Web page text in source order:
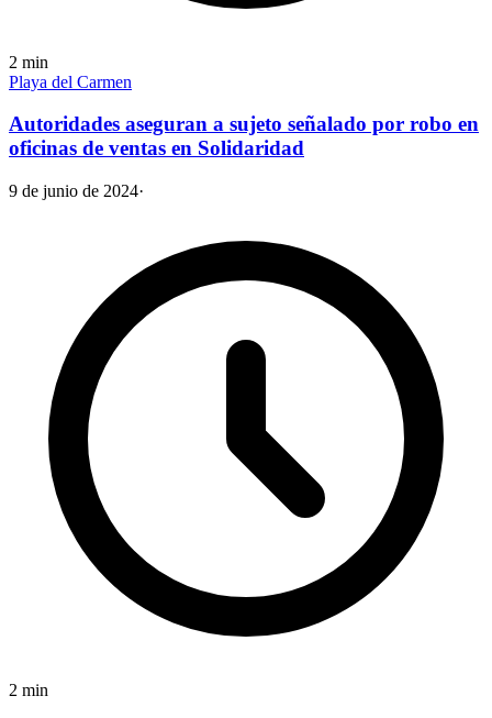
2 min
Playa del Carmen
Autoridades aseguran a sujeto señalado por robo en
oficinas de ventas en Solidaridad
9 de junio de 2024·
2 min